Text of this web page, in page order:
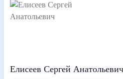
Елисеев Сергей Анатольевич